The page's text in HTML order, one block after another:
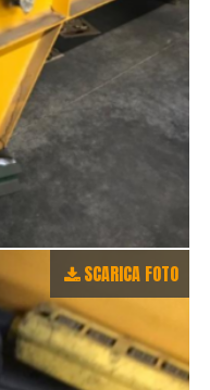
SCARICA FOTO